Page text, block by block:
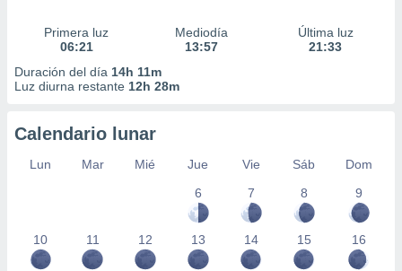
Primera luz
06:21
Mediodía
13:57
Última luz
21:33
Duración del día 14h 11m
Luz diurna restante 12h 28m
Calendario lunar
Lun Mar Mié Jue Vie Sáb
Dom
6
7 8 9
10 11 12 13 14 15 16